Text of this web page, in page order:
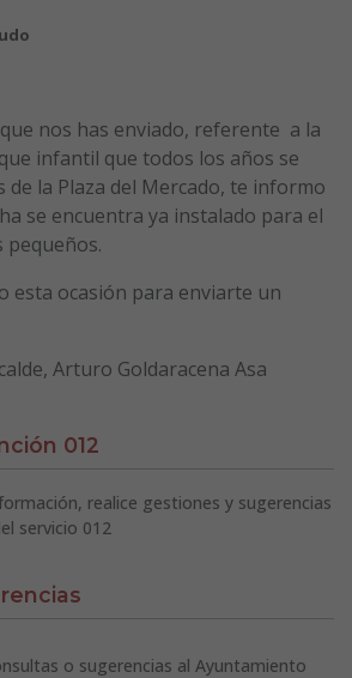
nos has enviado, referente a la
infantil que todos los años se
de la Plaza del Mercado, te informo
se encuentra ya instalado para el
pequeños.
esta ocasión para enviarte un
Arturo Goldaracena Asa
012
realice gestiones y sugerencias
servicio 012
o sugerencias al Ayuntamiento